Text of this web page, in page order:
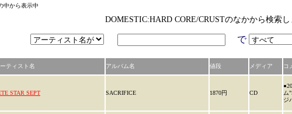
中から表示中
DOMESTIC:HARD CORE/CRUSTのなかから検索し
で
ティスト名 アルバム名 値段 メディア コ
STAR SEPT SACRIFICE 1870円 CD
ム
ジ